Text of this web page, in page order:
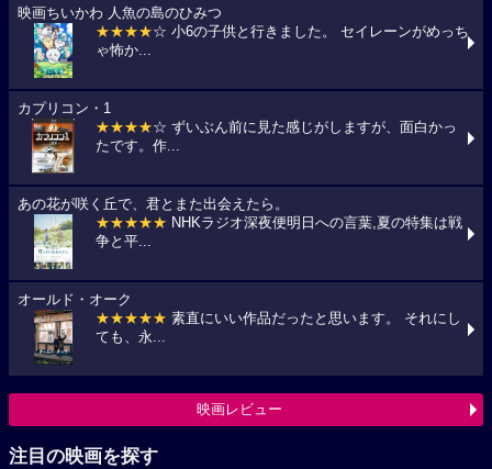
映画ちいかわ 人魚の島のひみつ
★★★★☆ 小6の子供と行きました。 セイレーンがめっち
ゃ怖か...
カプリコン・1
★★★★☆ ずいぶん前に見た感じがしますが、面白かっ
たです。作...
あの花が咲く丘で、君とまた出会えたら。
★★★★★ NHKラジオ深夜便明日への言葉,夏の特集は戦
争と平...
オールド・オーク
★★★★★ 素直にいい作品だったと思います。 それにし
ても、永...
映画レビュー
注目の映画を探す